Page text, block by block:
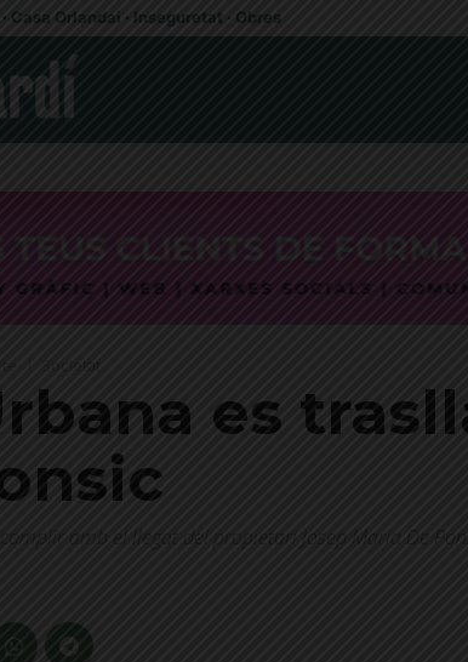
· Casa Orlandai · Inseguretat · Obres
Societat
es
amb el llegat del propietari Josep Maria De